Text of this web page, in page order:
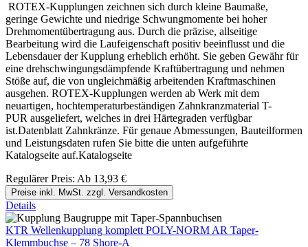
ROTEX-Kupplungen zeichnen sich durch kleine Baumaße,
geringe Gewichte und niedrige Schwungmomente bei hoher
Drehmomentübertragung aus. Durch die präzise, allseitige
Bearbeitung wird die Laufeigenschaft positiv beeinflusst und die
Lebensdauer der Kupplung erheblich erhöht. Sie geben Gewähr für
eine drehschwingungsdämpfende Kraftübertragung und nehmen
Stöße auf, die von ungleichmäßig arbeitenden Kraftmaschinen
ausgehen. ROTEX-Kupplungen werden ab Werk mit dem
neuartigen, hochtemperaturbeständigen Zahnkranzmaterial T-
PUR ausgeliefert, welches in drei Härtegraden verfügbar
ist.Datenblatt Zahnkränze. Für genaue Abmessungen, Bauteilformen
und Leistungsdaten rufen Sie bitte die unten aufgeführte
Katalogseite auf.Katalogseite
Regulärer Preis: Ab 13,93 €
Preise inkl. MwSt. zzgl. Versandkosten
Details
KTR Wellenkupplung komplett POLY-NORM AR Taper-
Klemmbuchse – 78 Shore-A